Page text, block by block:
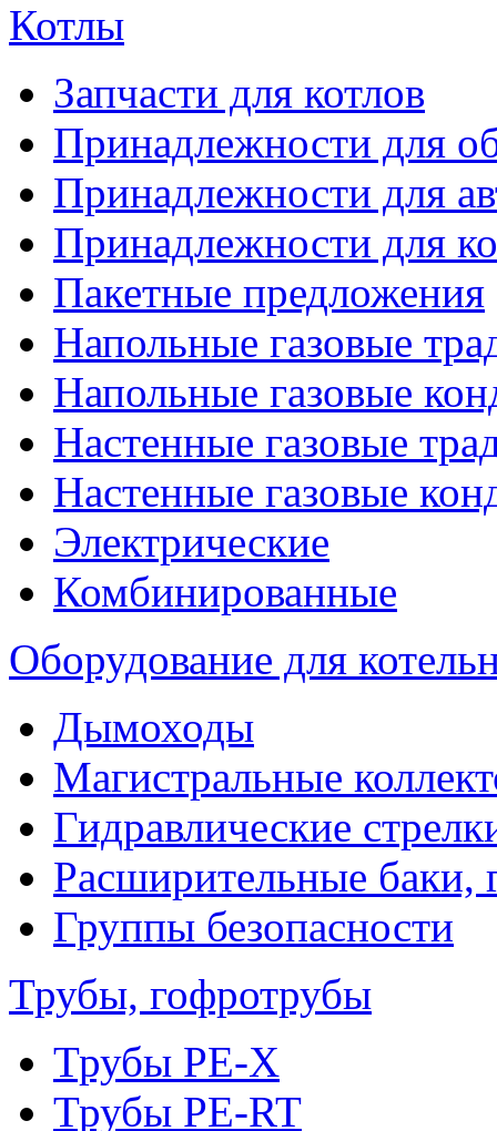
Котлы
Запчасти для котлов
Принадлежности для
Принадлежности для
Принадлежности для
Пакетные предложения
Напольные газовые
Напольные газовые
Настенные газовые
Настенные газовые
Электрические
Комбинированные
Оборудование для
Дымоходы
Магистральные
Гидравлические
Расширительные баки,
Группы безопасности
Трубы, гофротрубы
Трубы PE-X
Трубы PE-RT